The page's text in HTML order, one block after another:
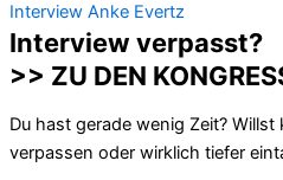
Interview Anke Evertz
Interview verpasst?
>> ZU DEN
Du hast gerade wenig Zeit?
verpassen oder wirklich tiefer